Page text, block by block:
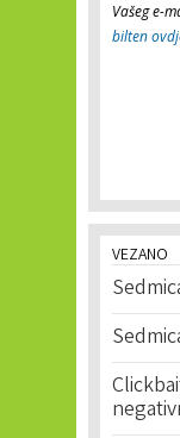
Vašeg e-
bilten
VEZANO